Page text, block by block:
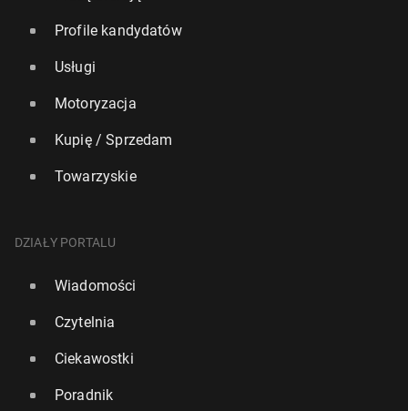
Profile kandydatów
Usługi
Motoryzacja
Kupię / Sprzedam
Towarzyskie
DZIAŁY PORTALU
Wiadomości
Czytelnia
Ciekawostki
Poradnik